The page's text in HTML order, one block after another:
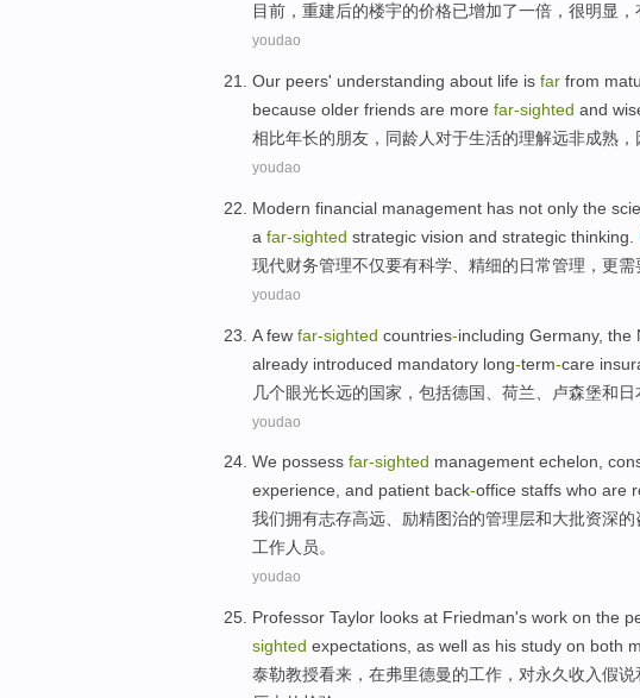
目前 ， 重建后的楼宇的价格已增加了一倍 ， 很明显，
youdao
Our peers' understanding about life is far from
because older friends are more far-sighted and
相比年长的朋友 ， 同龄人 对于生活的理解远非成熟 ，
youdao
Modern financial management has not only the
a far-sighted strategic vision and strategic thinking
现代财务管理不仅要有科学 精细的日常管理， 更需
youdao
A few far-sighted countries-including Germany, the
already introduced mandatory long-term-care
几个眼光长远的国家，包括德国 荷兰 卢森堡和
youdao
We possess far-sighted management echelon,
experience, and patient back-office staffs who are
我们拥有志存高远、 励精图治的管理层和大批资深的
工作人员。
youdao
Professor Taylor looks at Friedman's work on the
sighted expectations as well as his study on both
泰勒教授看来 ， 在弗里德曼的工作 ， 对永久 收入假说